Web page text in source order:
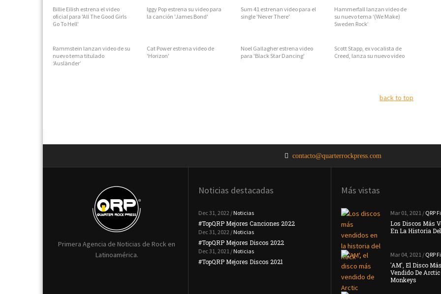
Billie Eilish estrena el video
oficial para 'All The Good Girls
Go To Hell'
Iggy Pop estrena su video para
la canción 'James Bond'
Sum 41 estrenan video para el
single 'Never There'
Hammerfall lanzan video de
su nuevo tema ‘(We Make)
Sweden Rock’
Rammstein lanzan video de su
nuevo tema titulado
‘Ausländer’
Cat Power estrena video de
'Horizon'
Noel Gallagher estrena video
para 'Black Star Dancing'
Scott Stapp, ex vocalista de
Creed, lanza su nuevo video
back to top
contacto@quarterrockpress.com
Primera Agencia de Noticias de Rock en
Latinoamérica.
Noticias destacadas
Dec 31, 2022 / Noticias
#TopQRP Mejores Canciones 2022
Dec 31, 2022 / Noticias
#TopQRP Mejores Discos 2022
Dec 31, 2021 / Noticias
#TopQRP Mejores Discos 2021
Noticias
#TopQRP Mejores Canciones 2021
Noticias
Placebo Anuncian Su Nuevo Disco 'Never
Let Me …
Noticias
Interpol Anuncian Que Su Nuevo Disco
Llegará …
Más vistas
Mar 01, 2021 / QRP
Los Discos Más
En La Historia Del
Mar 04, 2021 / QRP
'AM', El Disco Más
Vendido De Arctic
Monkeys